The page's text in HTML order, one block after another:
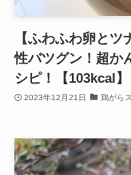
【ふわふわ卵と
性バツグン！超か
シピ！【103kcal】
2023年12月21日 鶏がら